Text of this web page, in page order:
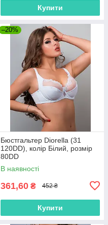
Купити
–20%
Бюстгальтер Diorella (31
120DD), колір Білий, розмір
80DD
В наявності
361,60 ₴ 452 ₴
Купити